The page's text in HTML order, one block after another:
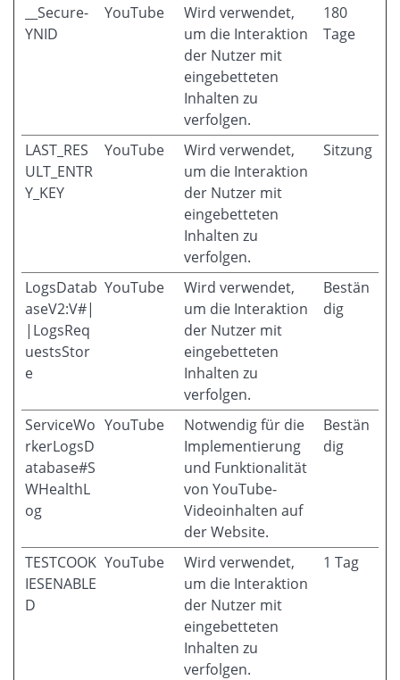
__Secure-
YNID
YouTube
Wird verwendet,
um die Interaktion
der Nutzer mit
eingebetteten
Inhalten zu
verfolgen.
180
Tage
LAST_RES
ULT_ENTR
Y_KEY
YouTube
Wird verwendet,
um die Interaktion
der Nutzer mit
eingebetteten
Inhalten zu
verfolgen.
Sitzung
LogsDatab
aseV2:V#|
|LogsReq
uestsStor
e
YouTube
Wird verwendet,
um die Interaktion
der Nutzer mit
eingebetteten
Inhalten zu
verfolgen.
Bestän
dig
ServiceWo
rkerLogsD
atabase#S
WHealthL
og
YouTube
Notwendig für die
Implementierung
und Funktionalität
von YouTube-
Videoinhalten auf
der Website.
Bestän
dig
TESTCOOK
IESENABLE
D
YouTube
Wird verwendet,
um die Interaktion
der Nutzer mit
eingebetteten
Inhalten zu
verfolgen.
1 Tag